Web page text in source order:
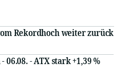
Rekordhoch weiter zurück
- ATX stark +1,39 %